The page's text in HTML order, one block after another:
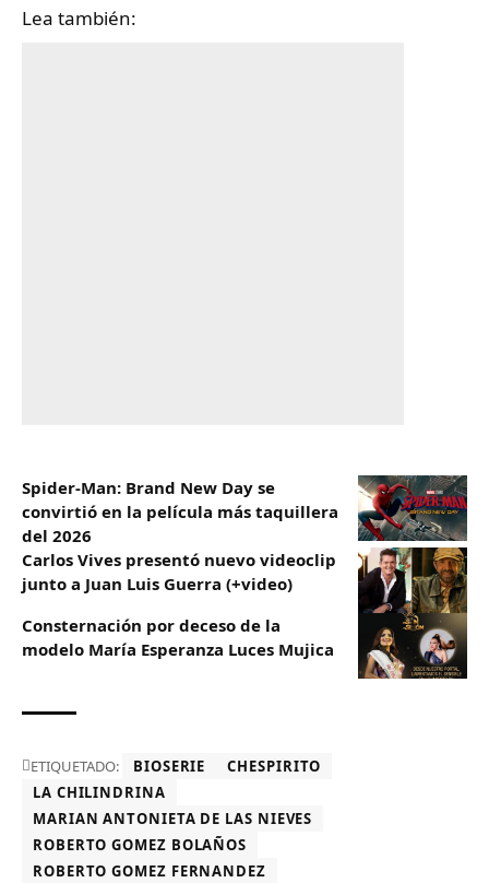
Lea también:
Spider-Man: Brand New Day se
convirtió en la película más taquillera
del 2026
Carlos Vives presentó nuevo videoclip
junto a Juan Luis Guerra (+video)
Consternación por deceso de la
modelo María Esperanza Luces Mujica
ETIQUETADO: BIOSERIE
CHESPIRITO
LA CHILINDRINA
MARIAN ANTONIETA DE LAS NIEVES
ROBERTO GOMEZ BOLAÑOS
ROBERTO GOMEZ FERNANDEZ